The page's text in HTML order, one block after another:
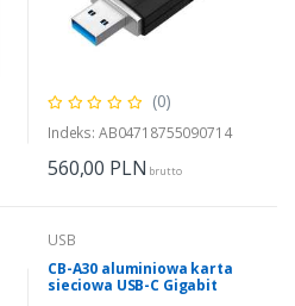
(0)
Indeks: AB04718755090714
560,00 PLN brutto
USB
CB-A30 aluminiowa karta
sieciowa USB-C Gigabit